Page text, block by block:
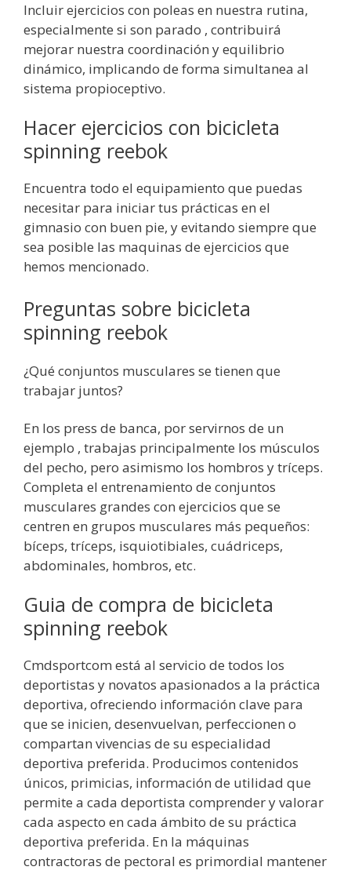
Incluir ejercicios con poleas en nuestra rutina,
especialmente si son parado , contribuirá
mejorar nuestra coordinación y equilibrio
dinámico, implicando de forma simultanea al
sistema propioceptivo.
Hacer ejercicios con bicicleta
spinning reebok
Encuentra todo el equipamiento que puedas
necesitar para iniciar tus prácticas en el
gimnasio con buen pie, y evitando siempre que
sea posible las maquinas de ejercicios que
hemos mencionado.
Preguntas sobre bicicleta
spinning reebok
¿Qué conjuntos musculares se tienen que
trabajar juntos?
En los press de banca, por servirnos de un
ejemplo , trabajas principalmente los músculos
del pecho, pero asimismo los hombros y tríceps.
Completa el entrenamiento de conjuntos
musculares grandes con ejercicios que se
centren en grupos musculares más pequeños:
bíceps, tríceps, isquiotibiales, cuádriceps,
abdominales, hombros, etc.
Guia de compra de bicicleta
spinning reebok
Cmdsportcom está al servicio de todos los
deportistas y novatos apasionados a la práctica
deportiva, ofreciendo información clave para
que se inicien, desenvuelvan, perfeccionen o
compartan vivencias de su especialidad
deportiva preferida. Producimos contenidos
únicos, primicias, información de utilidad que
permite a cada deportista comprender y valorar
cada aspecto en cada ámbito de su práctica
deportiva preferida. En la máquinas
contractoras de pectoral es primordial mantener